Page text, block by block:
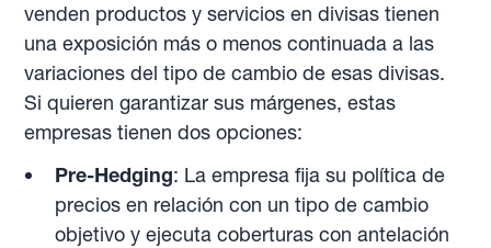
venden productos y servicios en divisas tienen
una exposición más o menos continuada a las
variaciones del tipo de cambio de esas divisas.
Si quieren garantizar sus márgenes, estas
empresas tienen dos opciones:
Pre-Hedging: La empresa fija su política de
precios en relación con un tipo de cambio
objetivo y ejecuta coberturas con antelación